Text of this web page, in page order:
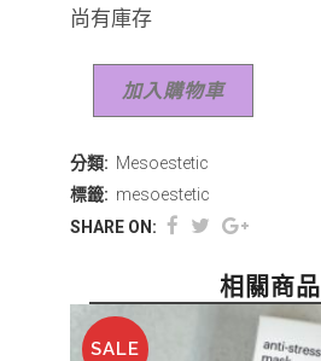
尚有庫存
加入購物車
分類: Mesoestetic
標籤: mesoestetic
SHARE ON:
相關商品
SALE